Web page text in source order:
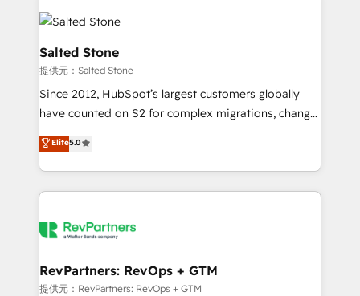
accelerate ROI across every HubSpot Hub. 🧭 From
multi-region migrations to AI-powered automation,
we turn complexity into clarity, human at global
scale. 🏆 HubSpot’s CEO called us “the partner of the
future.” Others agree it is proof of trust built through
measurable impact.
Salted Stone
提供元：Salted Stone
Since 2012, HubSpot’s largest customers globally
have counted on S2 for complex migrations, change
management, systems integration, and creative
solutions that deliver measurable impact and
transform brand experiences As one of the few full-
service creative agencies in the HubSpot
winning design to build scalable, globally
marketing campaigns, & RevOps frameworks that
fuel long-term success We connect the entire
Elite5.0
RevPartners: RevOps + GTM
提供元：RevPartners: RevOps + GTM